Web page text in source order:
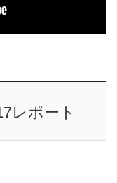
レポート